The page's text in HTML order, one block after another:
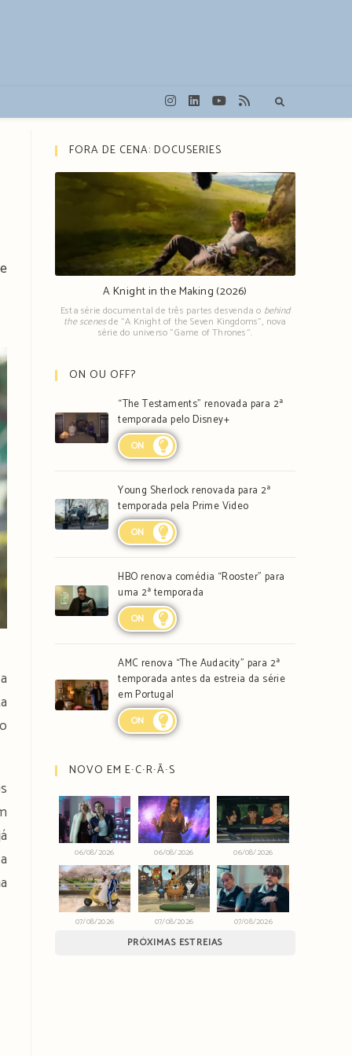
FORA DE CENA: DOCUSERIES
A Knight in the Making (2026)
Esta série documental de três partes desvenda o behind
the scenesde "A Knight of the Seven Kingdoms", nova
série do universo "Game of Thrones".
ON OU OFF?
“The Testaments” renovada para 2ª
temporada pelo Disney+
ON
Young Sherlock renovada para 2ª
temporada pela Prime Video
ON
HBO renova comédia “Rooster” para
uma 2ª temporada
ON
AMC renova “The Audacity” para 2ª
temporada antes da estreia da série
em Portugal
ON
NOVO EM E∙C∙R∙Ã∙S
06/08/2026 06/08/2026 06/08/2026
07/08/2026 07/08/2026 07/08/2026
PRÓXIMAS ESTREIAS